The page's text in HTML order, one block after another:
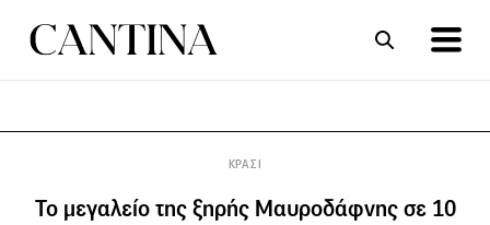
ΚΡΑΣΙ
Το μεγαλείο της ξηρής Μαυροδάφνης σε 10